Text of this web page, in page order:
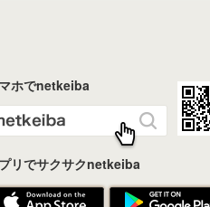
ホでnetkeiba
リでサクサクnetkeiba